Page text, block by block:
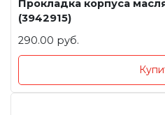
Прокладка корпуса
(3942915)
290.00 руб.